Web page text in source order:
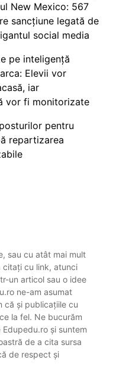
New Mexico: 567
sancțiune legată de
social media
pe inteligență
Elevii vor
iar
vor fi monitorizate
pentru
repartizarea
sau cu atât mai mult
citați cu link, atunci
un articol sau o idee
ne-am asumat
că și publicațiile cu
la fel. Ne bucurăm
și suntem
de a cita sursa
de respect și